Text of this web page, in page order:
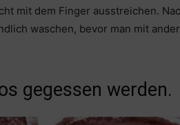
mit dem Finger ausstreichen.
waschen, bevor man mit
gegessen werden.